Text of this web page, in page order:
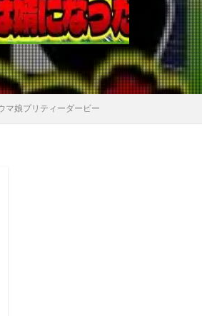
マ娘プリティーダービー